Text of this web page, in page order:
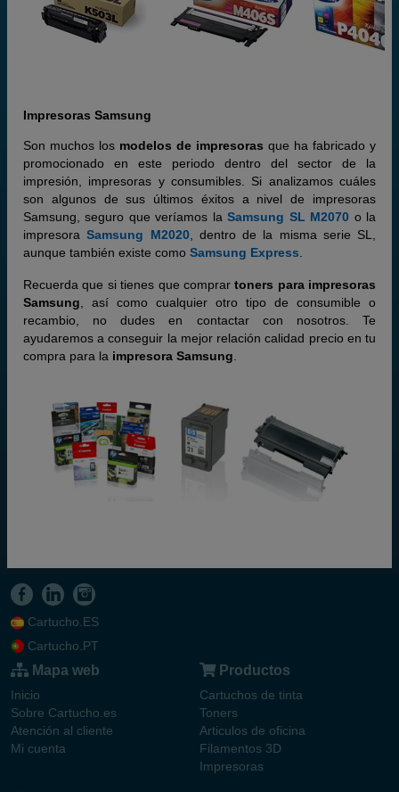
Impresoras Samsung
Son muchos los modelos de impresoras que ha fabricado y
promocionado en este periodo dentro del sector de la
impresión, impresoras y consumibles. Si analizamos cuáles
son algunos de sus últimos éxitos a nivel de impresoras
Samsung, seguro que veríamos laSamsung SL M2070 o la
impresoraSamsung M2020, dentro de la misma serie SL,
aunque también existe como Samsung Express
Recuerda que si tienes que comprartoners para impresoras
Samsung , así como cualquier otro tipo de consumible o
recambio, no dudes en contactar con nosotros. Te
ayudaremos a conseguir la mejor relación calidad precio en tu
compra para la impresora Samsung
Cartucho.ES
Cartucho.PT
Mapa web
Inicio
Sobre Cartucho.es
Atención al cliente
Mi cuenta
Productos
Cartuchos de tinta
Toners
Articulos de oficina
Filamentos 3D
Impresoras